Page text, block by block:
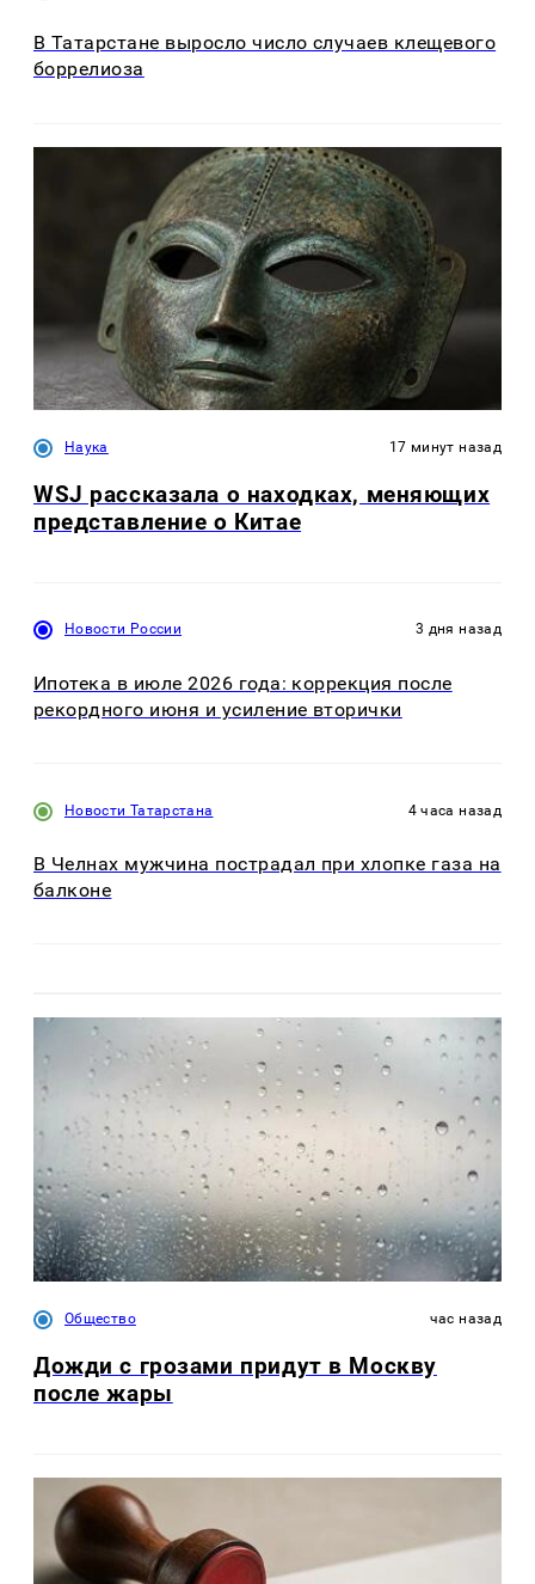
В Татарстане выросло число случаев клещевого
боррелиоза
Наука 17 минут назад
WSJ рассказала о находках, меняющих
представление о Китае
Новости России 3 дня назад
Ипотека в июле 2026 года: коррекция после
рекордного июня и усиление вторички
Новости Татарстана 4 часа назад
В Челнах мужчина пострадал при хлопке газа на
балконе
Общество час назад
Дожди с грозами придут в Москву
после жары